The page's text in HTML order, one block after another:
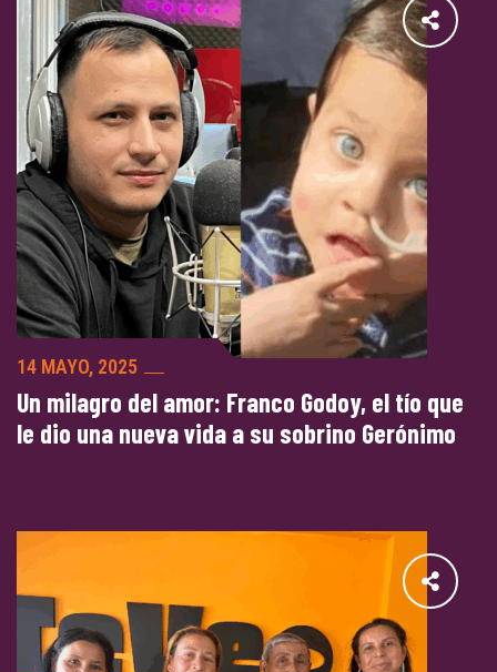
14 MAYO, 2025
Un milagro del amor: Franco Godoy, el tío que
le dio una nueva vida a su sobrino Gerónimo